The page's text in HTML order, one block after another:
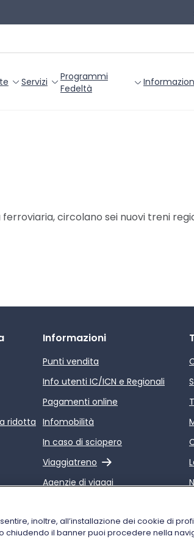
Servizi
Programmi
Fedeltà
circolano sei nuovi treni
ridotta
Informazioni
Punti vendita
Info utenti IC/ICN e Regionali
Pagamenti online
Infomobilità
In caso di sciopero
Viaggiatreno
Link esterno
Agenzie di viaggi
servizi di Trenitalia
inoltre, all’installazione dei cookie di
chiudendo il banner puoi procedere nella